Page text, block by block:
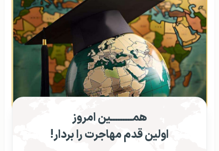
همـــــــــین امروز
اولین قدم مهاجرت را بردار!